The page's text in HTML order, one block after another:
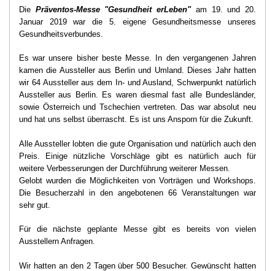
Die Präventos-Messe "Gesundheit erLeben"am 19. und 20.
Januar 2019 war die 5. eigene Gesundheitsmesse unseres
Gesundheitsverbundes.
Es war unsere bisher beste Messe. In den vergangenen Jahren
kamen die Aussteller aus Berlin und Umland. Dieses Jahr hatten
wir 64 Aussteller aus dem In- und Ausland, Schwerpunkt natürlich
Aussteller aus Berlin. Es waren diesmal fast alle Bundesländer,
sowie Österreich und Tschechien vertreten. Das war absolut neu
und hat uns selbst überrascht. Es ist uns Ansporn für die Zukunft.
Alle Aussteller lobten die gute Organisation und natürlich auch den
Preis. Einige nützliche Vorschläge gibt es natürlich auch für
weitere Verbesserungen der Durchführung weiterer Messen.
Gelobt wurden die Möglichkeiten von Vorträgen und Workshops.
Die Besucherzahl in den angebotenen 66 Veranstaltungen war
sehr gut.
Für die nächste geplante Messe gibt es bereits von vielen
Ausstellern Anfragen.
Wir hatten an den 2 Tagen über 500 Besucher. Gewünscht hatten